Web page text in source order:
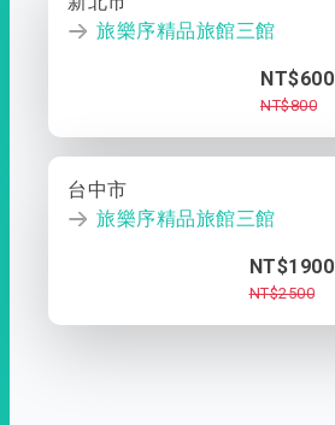
旅樂序精品旅館三館
NT$600
NT$800
台中市
旅樂序精品旅館三館
NT$1900
NT$2500